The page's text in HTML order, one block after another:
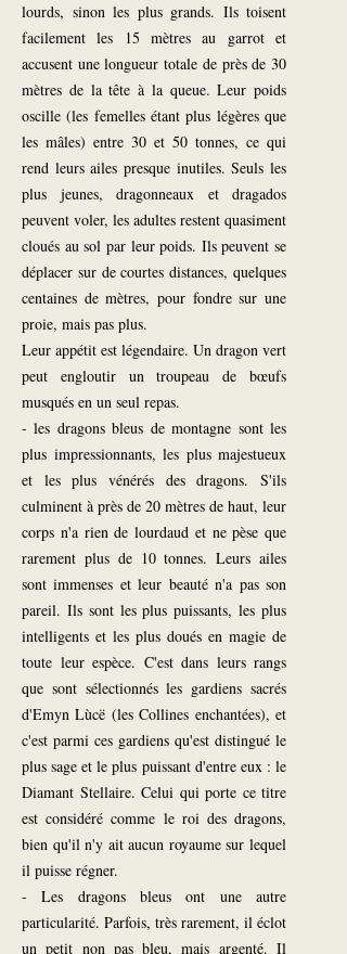
lourds, sinon les plus grands. Ils toisent
facilement les 15 mètres au garrot et
accusent une longueur totale de près de 30
mètres de la tête à la queue. Leur poids
oscille (les femelles étant plus légères que
les mâles) entre 30 et 50 tonnes, ce qui
rend leurs ailes presque inutiles. Seuls les
plus jeunes, dragonneaux et dragados
peuvent voler, les adultes restent quasiment
cloués au sol par leur poids. Ils peuvent se
déplacer sur de courtes distances, quelques
centaines de mètres, pour fondre sur une
proie, mais pas plus.
Leur appétit est légendaire. Un dragon vert
peut engloutir un troupeau de bœufs
musqués en un seul repas.
- les dragons bleus de montagne sont les
plus impressionnants, les plus majestueux
et les plus vénérés des dragons. S'ils
culminent à près de 20 mètres de haut, leur
corps n'a rien de lourdaud et ne pèse que
rarement plus de 10 tonnes. Leurs ailes
sont immenses et leur beauté n'a pas son
pareil. Ils sont les plus puissants, les plus
intelligents et les plus doués en magie de
toute leur espèce. C'est dans leurs rangs
que sont sélectionnés les gardiens sacrés
d'Emyn Lùcë (les Collines enchantées), et
c'est parmi ces gardiens qu'est distingué le
plus sage et le plus puissant d'entre eux : le
Diamant Stellaire. Celui qui porte ce titre
est considéré comme le roi des dragons,
bien qu'il n'y ait aucun royaume sur lequel
il puisse régner.
- Les dragons bleus ont une autre
particularité. Parfois, très rarement, il éclot
un petit non pas bleu, mais argenté. Il